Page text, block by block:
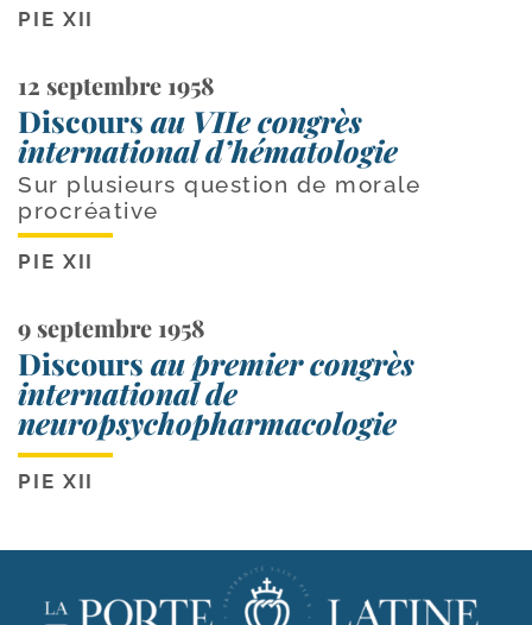
PIE XII
12 septembre 1958
Discours au VIIe congrès
international d’hématologie
Sur plusieurs question de morale
procréative
PIE XII
9 septembre 1958
Discours au premier congrès
international de
neuropsychopharmacologie
PIE XII